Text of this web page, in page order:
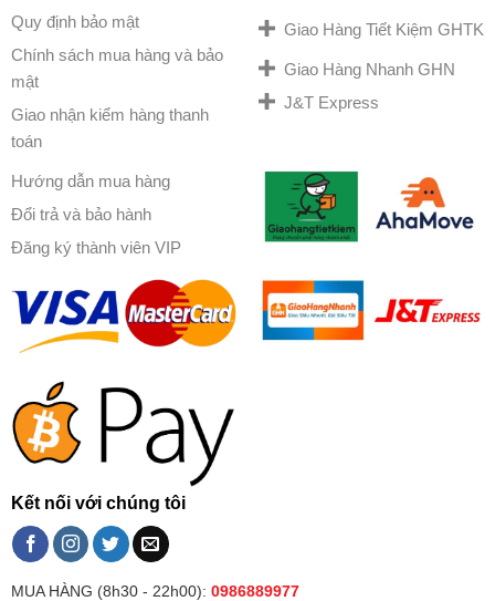
Quy định bảo mật
Chính sách mua hàng và bảo
mật
Giao nhận kiểm hàng thanh
toán
Hướng dẫn mua hàng
Đổi trả và bảo hành
Đăng ký thành viên VIP
Giao Hàng Tiết Kiệm GHTK
Giao Hàng Nhanh GHN
J&T Express
Kết nối với chúng tôi
MUA HÀNG (8h30 - 22h00): 0986889977